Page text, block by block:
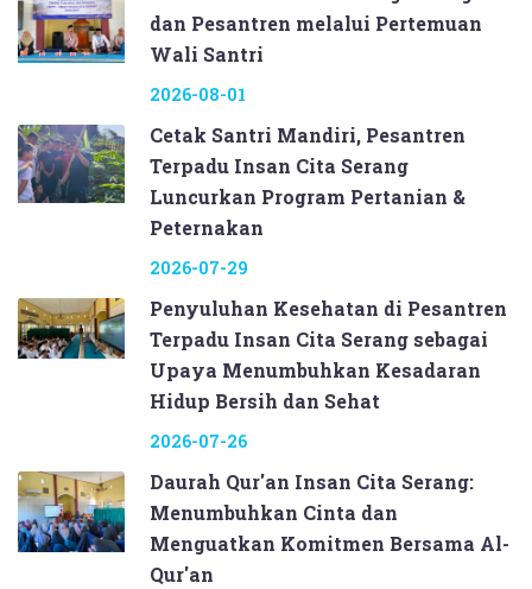
dan Pesantren melalui Pertemuan
Wali Santri
2026-08-01
Cetak Santri Mandiri, Pesantren
Terpadu Insan Cita Serang
Luncurkan Program Pertanian &
Peternakan
2026-07-29
Penyuluhan Kesehatan di Pesantren
Terpadu Insan Cita Serang sebagai
Upaya Menumbuhkan Kesadaran
Hidup Bersih dan Sehat
2026-07-26
Daurah Qur'an Insan Cita Serang:
Menumbuhkan Cinta dan
Menguatkan Komitmen Bersama Al-
Qur'an